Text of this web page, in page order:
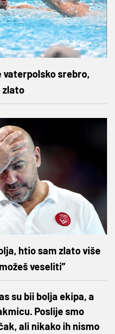
srebro,
zlato
htio sam zlato više
veseliti”
su bii bolja ekipa, a
Poslije smo
ali nikako ih nismo